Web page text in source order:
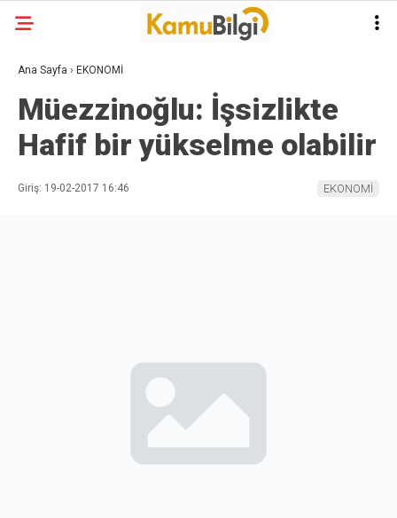
Ana Sayfa › EKONOMİ
Müezzinoğlu: İşsizlikte
Hafif bir yükselme olabilir
Giriş: 19-02-2017 16:46 EKONOMİ